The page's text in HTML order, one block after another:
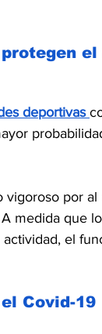
deportivas
vigoroso por
medida que
el
Covid-19